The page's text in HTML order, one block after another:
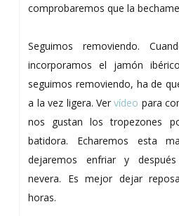
comprobaremos que la
Seguimos removiendo.
incorporamos el jamón
seguimos removiendo, ha de
a la vez ligera. Vervídeo para
nos gustan los tropezones
batidora. Echaremos esta
dejaremos enfriar y
nevera. Es mejor dejar
horas.